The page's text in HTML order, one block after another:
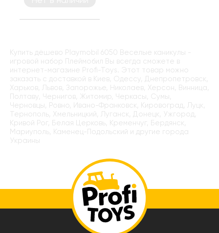
Купить дёшево Playmobil 6050 Веселые каникулы -
игровой набор Плеймобил Вы всегда сможете в
интернет-магазине Profi-Toys. Этот товар можно
заказать с доставкой в Киев, Одессу, Днепропетровск,
Харьков, Львов, Запорожье, Николаев, Херсон, Винница,
Полтаву, Чернигов, Житомир, Черкасы, Сумы,
Черновцы, Ровно, Ивано-Франковск, Кировоград, Луцк,
Тернополь, Хмельницкий, Луганск, Донецк, Ужгород,
Кривой Рог, Белая Церковь, Кременчуг, Бердянск,
Мариуполь, Каменец-Подольский и другие города
Украины